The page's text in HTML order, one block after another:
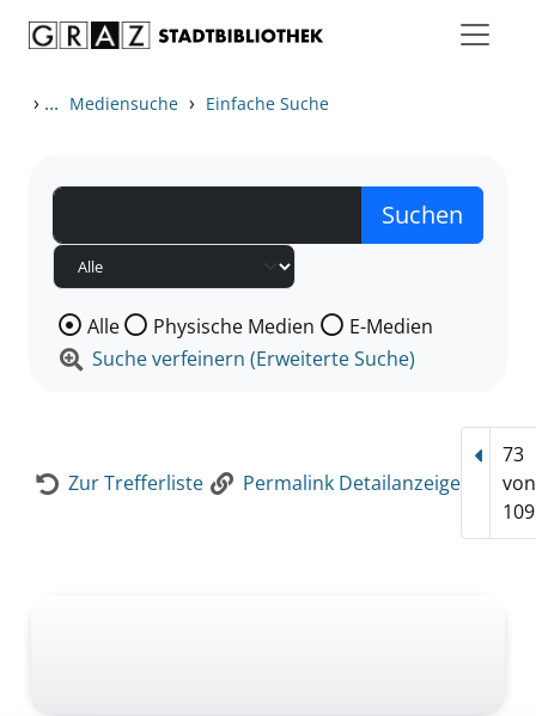
› ... Mediensuche › Einfache Suche
Wählen Sie die Medienart nach der Sie suchen wollen.
Alle Physische Medien
E-Medien
Suche verfeinern (Erweiterte Suche)
Zur Trefferliste Permalink Detailanzeige
73
von
109